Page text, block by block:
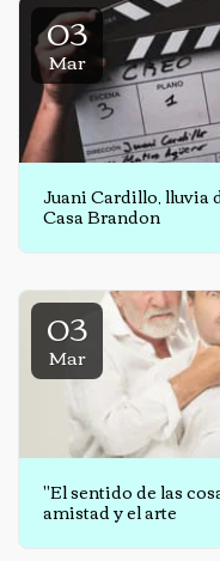
03
Mar
Juani Cardillo, lluvia
Casa Brandon
03
Mar
"El sentido de las
amistad y el arte